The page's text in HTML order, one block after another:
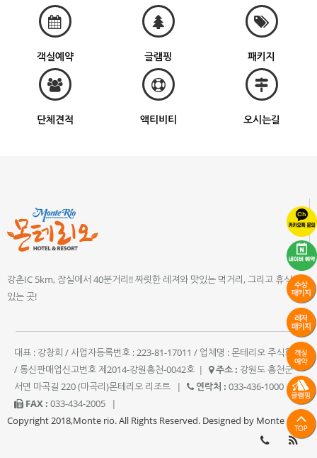
객실예약 글램핑 패키지
단체견적 액티비티 오시는길
강촌IC 5km, 잠실에서 40분거리!! 짜릿한 레져와 맛있는 먹거리, 그리고 휴식이
있는 곳!
대표 : 강창희 / 사업자등록번호 : 223-81-17011 / 업체명 : 몬테리오 주식회사
/ 통신판매업신고번호 제2014-강원홍천-0042호 | 주소 : 강원도 홍천군
서면 마곡길 220 (마곡리)몬테리오 리조트
| 연락처 : 033-436-1000
|
FAX : 033-434-2005
|
Copyright 2018,Monte rio. All Rights Reserved. Designed by Monte rio.